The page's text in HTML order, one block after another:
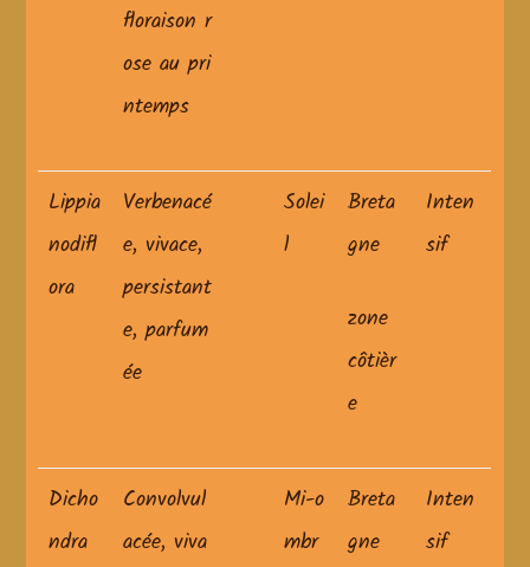
floraison r
ose au pri
ntemps
Lippia
nodifl
ora
Verbenacé
e, vivace,
persistant
e, parfum
ée
Solei
l
Breta
gne
zone
côtièr
e
Inten
sif
Dicho
ndra
Convolvul
acée, viva
Mi-o
mbr
Breta
gne
Inten
sif